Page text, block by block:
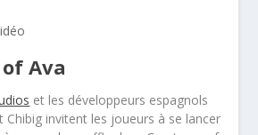
Ava
et les développeurs espagnols
Chibig invitent les joueurs à se lancer